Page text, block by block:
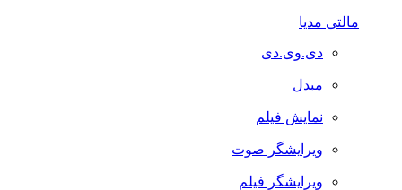
مالتی مدیا
دی.وی.دی
مبدل
نمایش فیلم
ویرایشگر صوت
ویرایشگر فیلم